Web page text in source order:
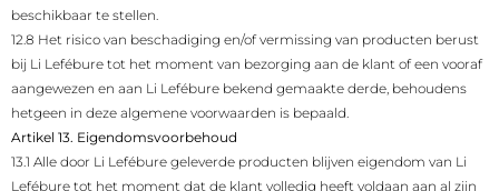
beschikbaar te stellen.
12.8 Het risico van beschadiging en/of vermissing van producten berust
bij Li Lefébure tot het moment van bezorging aan de klant of een vooraf
aangewezen en aan Li Lefébure bekend gemaakte derde, behoudens
hetgeen in deze algemene voorwaarden is bepaald.
Artikel 13. Eigendomsvoorbehoud
13.1 Alle door Li Lefébure geleverde producten blijven eigendom van Li
Lefébure tot het moment dat de klant volledig heeft voldaan aan al zijn